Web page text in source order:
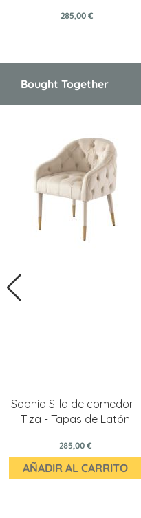
285,00 €
Bought Together
Sophia Silla de comedor -
Tiza - Tapas de Latón
285,00 €
AÑADIR AL CARRITO